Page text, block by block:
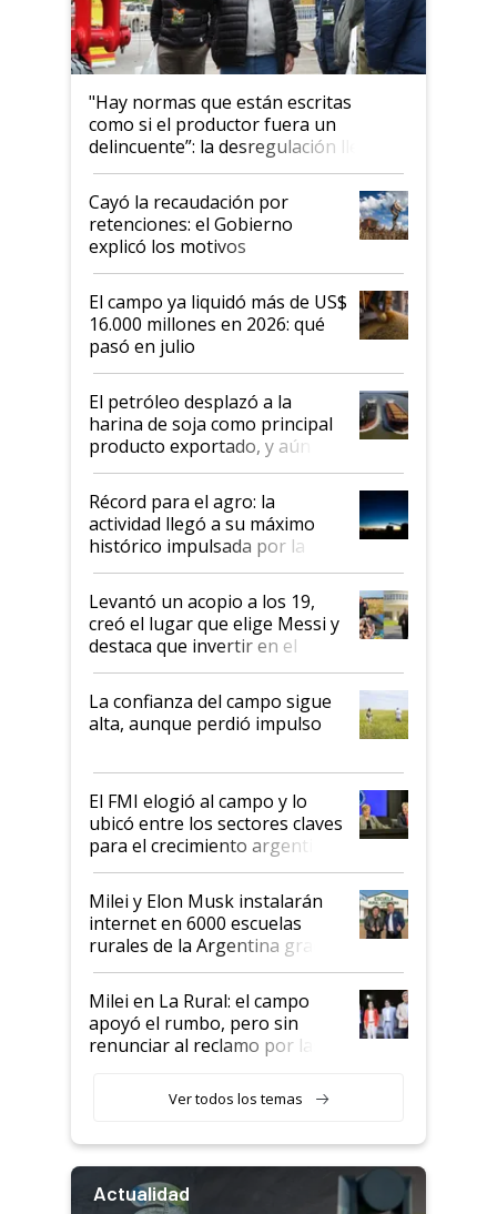
"Hay normas que están escritas
como si el productor fuera un
delincuente”: la desregulación llegó
al Congreso Aapresid y hasta se
habló del financiamiento al IPCVA
Cayó la recaudación por
retenciones: el Gobierno
explicó los motivos
El campo ya liquidó más de US$
16.000 millones en 2026: qué
pasó en julio
El petróleo desplazó a la
harina de soja como principal
producto exportado, y aún así
el agro aportó casi seis de cada
diez dólares y sostuvo el
liderazgo en un semestre
récord
Récord para el agro: la
actividad llegó a su máximo
histórico impulsada por la
cosecha y las exportaciones
Levantó un acopio a los 19,
creó el lugar que elige Messi y
destaca que invertir en el
kirchnerismo era como "darle
plata a un hijo para droga":
Juan Félix Rossetti, el libertario
que de una dura crisis salió
de Milei
La confianza del campo sigue
alta, aunque perdió impulso
El FMI elogió al campo y lo
ubicó entre los sectores claves
para el crecimiento argentino
Milei y Elon Musk instalarán
internet en 6000 escuelas
rurales de la Argentina gracias
a un acuerdo con Starlink
Milei en La Rural: el campo
apoyó el rumbo, pero sin
renunciar al reclamo por las
Ver todos los temas
Actualidad